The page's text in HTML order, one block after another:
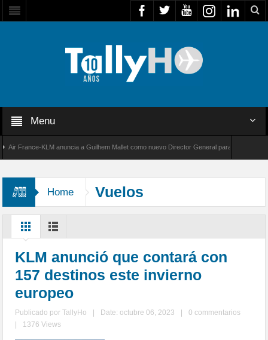
Menu
France-KLM anuncia a Guilhem Mallet como nuevo Director General para América Latina
Home
Vuelos
Intercontinentales
KLM anunció que contará con
157 destinos este invierno
europeo
Publicado porTallyHo Date: octubre 06, 2023
0 commentarios
1376 Views